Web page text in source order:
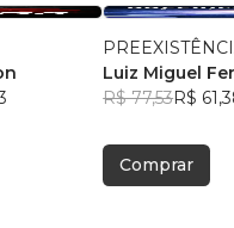
Luiz Miguel
R$ 77,53R$
Comprar